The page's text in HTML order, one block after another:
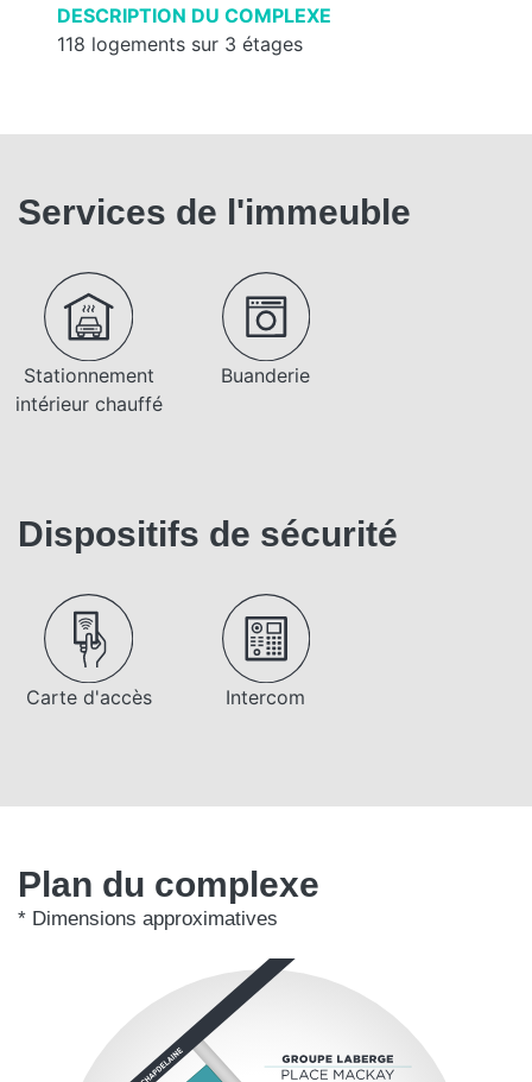
DESCRIPTION DU COMPLEXE
118 logements sur 3 étages
Services de l'immeuble
Stationnement
intérieur chauffé
Buanderie
Dispositifs de sécurité
Carte d'accès Intercom
Plan du complexe
* Dimensions approximatives